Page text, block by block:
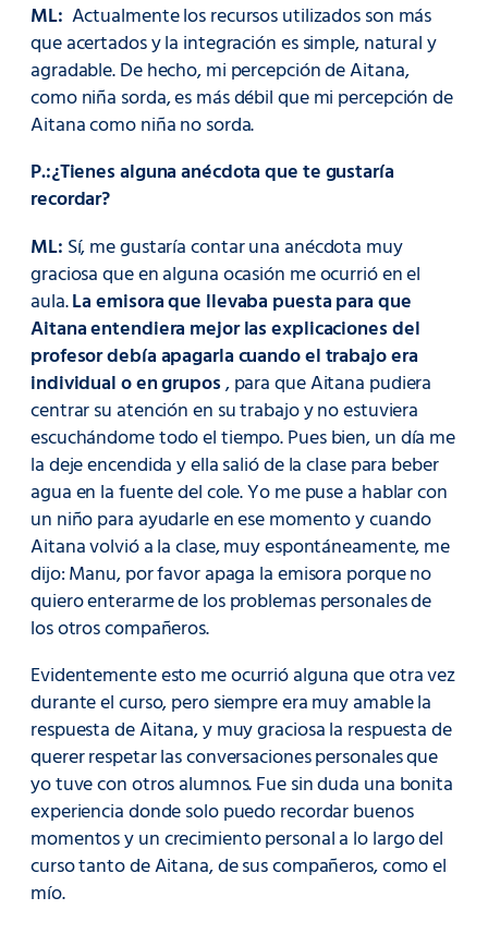
ML: Actualmente los recursos utilizados son más
que acertados y la integración es simple, natural y
agradable. De hecho, mi percepción de Aitana,
como niña sorda, es más débil que mi percepción de
Aitana como niña no sorda.
P.:¿Tienes alguna anécdota que te gustaría
recordar?
ML: Sí, me gustaría contar una anécdota muy
graciosa que en alguna ocasión me ocurrió en el
aula.La emisora ​​que llevaba puesta para que
Aitana entendiera mejor las explicaciones del
profesor debía apagarla cuando el trabajo era
individual o en grupos, para que Aitana pudiera
centrar su atención en su trabajo y no estuviera
escuchándome todo el tiempo. Pues bien, un día me
la deje encendida y ella salió de la clase para beber
agua en la fuente del cole. Yo me puse a hablar con
un niño para ayudarle en ese momento y cuando
Aitana volvió a la clase, muy espontáneamente, me
dijo: Manu, por favor apaga la emisora ​​porque no
quiero enterarme de los problemas personales de
los otros compañeros.
Evidentemente esto me ocurrió alguna que otra vez
durante el curso, pero siempre era muy amable la
respuesta de Aitana, y muy graciosa la respuesta de
querer respetar las conversaciones personales que
yo tuve con otros alumnos. Fue sin duda una bonita
experiencia donde solo puedo recordar buenos
momentos y un crecimiento personal a lo largo del
curso tanto de Aitana, de sus compañeros, como el
mío.